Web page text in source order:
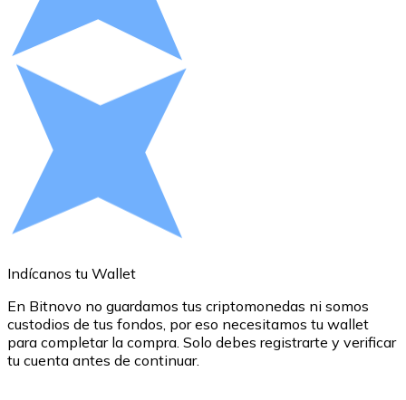
Compra criptomonedas con efectivo en tu tienda más
Comprar con efectivo
Transferencia SEPA
Añade fondos a tu cuenta Bitnovo o realiza compras
Comprar con Transferencia
Tarjeta de crédito / débito
Utiliza tarjetas Visa y Mastercard para comprar
Tienda - Tarjetas regalo
Nuevo
Compra tarjetas regalo de tus marcas favoritas con
Indícanos tu Wallet
En Bitnovo no guardamos tus criptomonedas ni somos
custodios de tus fondos, por eso necesitamos tu wallet
para completar la compra. Solo debes registrarte y verificar
tu cuenta antes de continuar.